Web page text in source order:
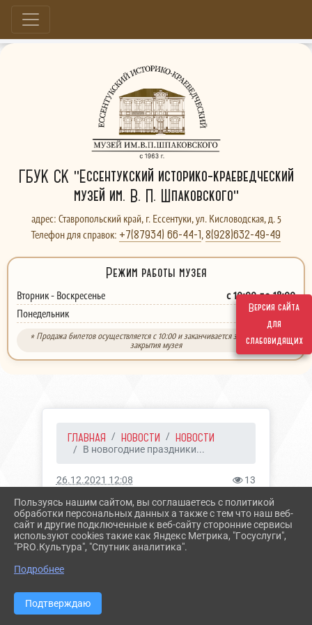
Версия сайта
для
слабовидящих
Больше, чем музей...
ГБУК СК "Ессентукский историко-краеведческий
музей им. В. П. Шпаковского"
адрес: Ставропольский край, г. Ессентуки, ул. Кисловодская, д. 5
Телефон для справок: +7(87934) 66-44-1,8(928)632-49-49
Режим работы музея
Вторник - Воскресенье с 10:00 до 18:00
Понедельник выходной
* Продажа билетов осуществляется с 10:00 и заканчивается за 30 минут до
закрытия музея
ГЛАВНАЯ НОВОСТИ НОВОСТИ
В новогодние праздники...
26.12.2021 12:08 13
В НОВОГОДНИЕ
ПРАЗДНИКИ ВЫ СМОЖЕТЕ
ПОСЕТИТЬ МУЗЕЙ БЕЗ
Пользуясь нашим сайтом, вы соглашаетесь с политикой
обработки персональных данных а также с тем что наш веб-
сайт и другие подключенные к веб-сайту сторонние сервисы
используют cookies такие как Яндекс Метрика, "Госуслуги",
"PRO.Культура", "Спутник аналитика".
Подробнее
Подтверждаю